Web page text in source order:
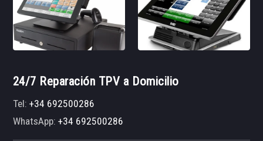
24/7 Reparación TPV a Domicilio
Tel:+34 692500286
WhatsApp:+34 692500286